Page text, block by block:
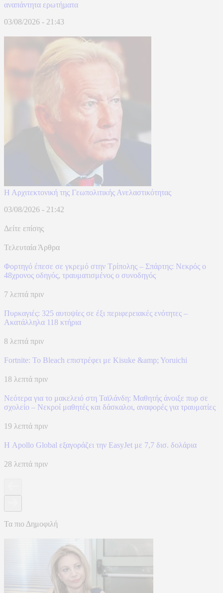
αναπάντητα ερωτήµατα
03/08/2026 - 21:43
Η Αρχιτεκτονική της Γεωπολιτικής Ανελαστικότητας
03/08/2026 - 21:42
Δείτε επίσης
Τελευταία Άρθρα
Φορτηγό έπεσε σε γκρεμό στην Τρίπολης – Σπάρτης: Νεκρός ο
48χρονος οδηγός, τραυματισμένος ο συνοδηγός
7 λεπτά πριν
Πυρκαγιές: 325 αυτοψίες σε έξι περιφερειακές ενότητες –
Ακατάλληλα 118 κτήρια
8 λεπτά πριν
Fortnite: Το Bleach επιστρέφει με Kisuke &amp; Yoruichi
18 λεπτά πριν
Νεότερα για το μακελειό στη Ταϊλάνδη: Μαθητής άνοιξε πυρ σε
σχολείο – Νεκροί μαθητές και δάσκαλοι, αναφορές για τραυματίες
19 λεπτά πριν
Η Apollo Global εξαγοράζει την EasyJet με 7,7 δισ. δολάρια
28 λεπτά πριν
Τα πιο Δημοφιλή